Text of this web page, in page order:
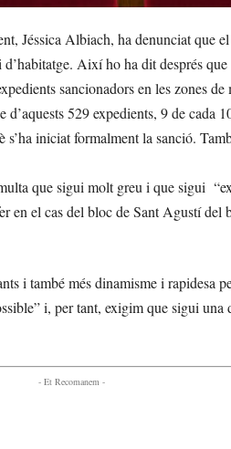
Jéssica Albiach, ha denunciat que
Així ho ha dit després
sancionadors en les zones
529 expedients, 9 de cada
iniciat formalment la sanció.
que sigui molt greu i que sigui
en el cas del bloc de Sant Agustí del
i també més dinamisme i rapidesa
i, per tant, exigim que sigui una
- Et Recomanem -